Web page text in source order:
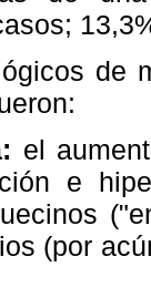
de
el
e
(por